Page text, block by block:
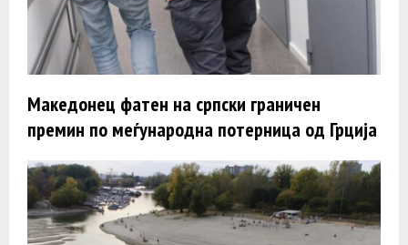
Македонец фатен на српски граничен
премин по меѓународна потерница од Грција